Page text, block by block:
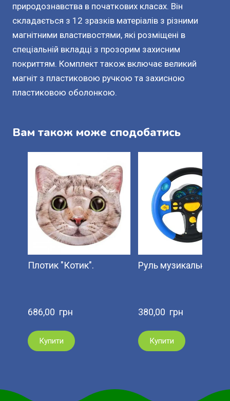
природознавства в початкових класах. Він
складається з 12 зразків матеріалів з різними
магнітними властивостями, які розміщені в
спеціальній вкладці з прозорим захисним
покриттям. Комплект також включає великий
магніт з пластиковою ручкою та захисною
пластиковою оболонкою.
Вам також може сподобатись
Плотик "Котик".
686,00  грн
Купити
Руль музикальний
380,00  грн
Купити